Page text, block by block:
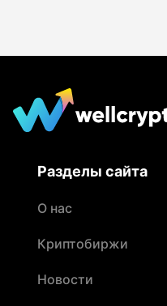
Разделы сайта
О нас
Криптобиржи
Новости